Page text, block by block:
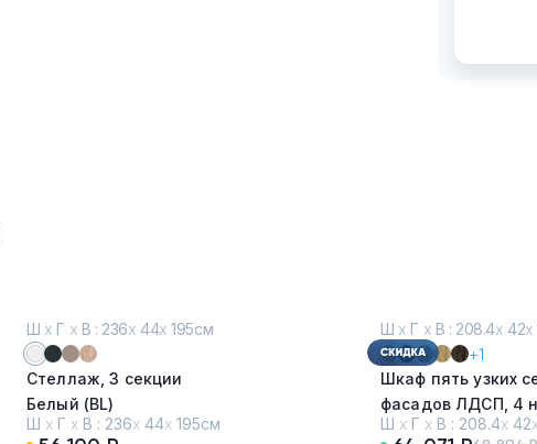
Ш х Г х В : 236х 44х 195см
Стеллаж, 3 секции
Белый (BL)
Ш х Г х В : 236х 44х 195см
Ш х Г х В : 208.4х 42х
+1
Шкаф пять узких
фасадов ЛДСП, 4
фасадов ЛДСП, 1
Ш х Г х В : 208.4х 42